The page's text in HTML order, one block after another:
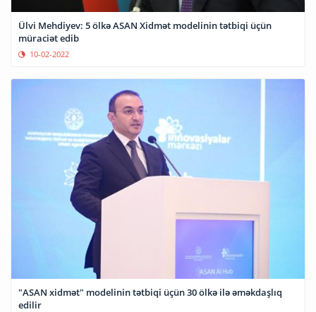
Ülvi Mehdiyev: 5 ölkə ASAN Xidmət modelinin tətbiqi üçün
müraciət edib
10-02-2022
"ASAN xidmət" modelinin tətbiqi üçün 30 ölkə ilə əməkdaşlıq
edilir